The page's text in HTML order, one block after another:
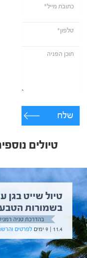
שלח
טיולים
טיול שייט בגן
בשמורות הטבע
בהדרכת טניה
11.4 | 9 ימים
לפרטים